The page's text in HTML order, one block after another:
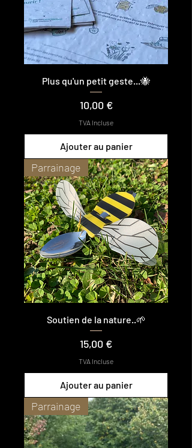
Plus qu'un petit geste...🐝
Prix
10,00 €
TVA Incluse
Ajouter au panier
Parrainage
Soutien de la nature..🌱
Prix
15,00 €
TVA Incluse
Ajouter au panier
Parrainage